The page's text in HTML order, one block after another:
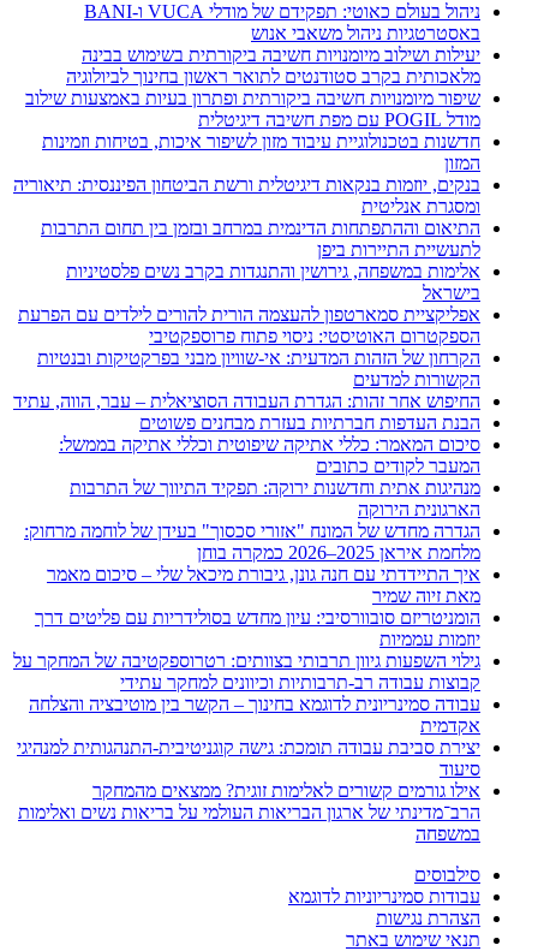
ניהול בעולם כאוטי: תפקידם של מודלי VUCA ו-BANI
באסטרטגיות ניהול משאבי אנוש
יעילות ושילוב מיומנויות חשיבה ביקורתית בשימוש בבינה
מלאכותית בקרב סטודנטים לתואר ראשון בחינוך לביולוגיה
שיפור מיומנויות חשיבה ביקורתית ופתרון בעיות באמצעות שילוב
מודל POGIL עם מפת חשיבה דיגיטלית
חדשנות בטכנולוגיית עיבוד מזון לשיפור איכות, בטיחות וזמינות
המזון
בנקים, יוזמות בנקאות דיגיטלית ורשת הביטחון הפיננסית: תיאוריה
ומסגרת אנליטית
התיאום וההתפתחות הדינמית במרחב ובזמן בין תחום התרבות
לתעשיית התיירות ביפן
אלימות במשפחה, גירושין והתנגדות בקרב נשים פלסטיניות
בישראל
אפליקציית סמארטפון להעצמה הורית להורים לילדים עם הפרעת
הספקטרום האוטיסטי: ניסוי פתוח פרוספקטיבי
הקרחון של הזהות המדעית: אי-שוויון מבני בפרקטיקות ובנטיות
הקשורות למדעים
החיפוש אחר זהות: הגדרת העבודה הסוציאלית – עבר, הווה, עתיד
הבנת העדפות חברתיות בעזרת מבחנים פשוטים
סיכום המאמר: כללי אתיקה שיפוטית וכללי אתיקה בממשל:
המעבר לקודים כתובים
מנהיגות אתית וחדשנות ירוקה: תפקיד התיווך של התרבות
הארגונית הירוקה
הגדרה מחדש של המונח "אזורי סכסוך" בעידן של לוחמה מרחוק:
מלחמת איראן 2025–2026 כמקרה בוחן
איך התיידדתי עם חנה גונן, גיבורת מיכאל שלי – סיכום מאמר
מאת זיוה שמיר
הומניטריזם סובוורסיבי: עיון מחדש בסולידריות עם פליטים דרך
יוזמות עממיות
גילוי השפעות גיוון תרבותי בצוותים: רטרוספקטיבה של המחקר על
קבוצות עבודה רב-תרבותיות וכיוונים למחקר עתידי
עבודה סמינריונית לדוגמא בחינוך – הקשר בין מוטיבציה והצלחה
אקדמית
יצירת סביבת עבודה תומכת: גישה קוגניטיבית-התנהגותית למנהיגי
סיעוד
אילו גורמים קשורים לאלימות זוגית? ממצאים מהמחקר
הרב־מדינתי של ארגון הבריאות העולמי על בריאות נשים ואלימות
במשפחה
סילבוסים
עבודות סמינריוניות לדוגמא
הצהרת נגישות
תנאי שימוש באתר